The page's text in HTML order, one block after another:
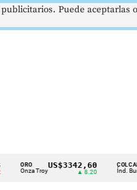
ORO
Onza Troy
US$3342,60 COLCAP
Índ. Bursátil
Puede aceptarlas